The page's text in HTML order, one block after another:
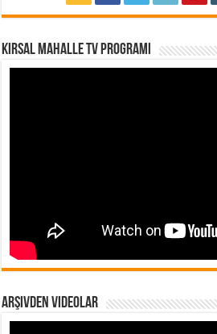
Kırsal Mahalle TV Programı
Arşivden Videolar